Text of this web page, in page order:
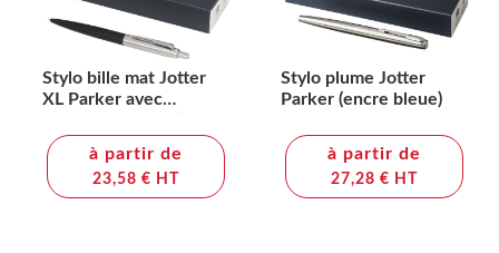
Stylo bille mat Jotter
XL Parker avec
bleue)
à partir de
23,58 € HT
Stylo plume Jotter
Parker (encre bleue)
à partir de
27,28 € HT